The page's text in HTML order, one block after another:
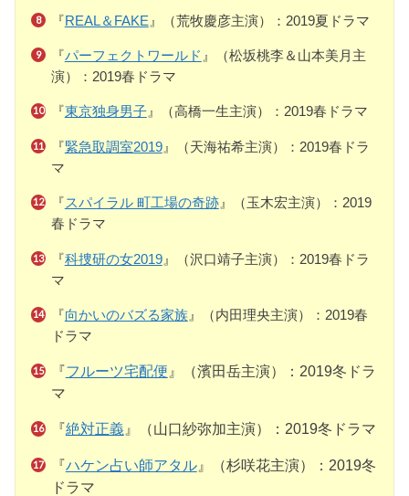
『REAL＆FAKE 』（荒牧慶彦主演）：2019夏ドラマ
『パーフェクトワールド 』（松坂桃李＆山本美月主
演）：2019春ドラマ
『東京独身男子』（高橋一生主演）：2019春ドラマ
『緊急取調室2019』（天海祐希主演）：2019春ドラ
マ
『スパイラル 町工場の奇跡』（玉木宏主演）：2019
春ドラマ
『科捜研の女2019』（沢口靖子主演）：2019春ドラ
マ
『向かいのバズる家族』（内田理央主演）：2019春
ドラマ
『フルーツ宅配便 』（濱田岳主演）：2019冬ドラ
マ
『絶対正義』（山口紗弥加主演）：2019冬ドラマ
『ハケン占い師アタル』（杉咲花主演）：2019冬
ドラマ